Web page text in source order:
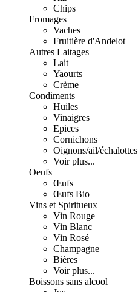
Chips
Fromages
Vaches
Fruitière d'Andelot
Autres Laitages
Lait
Yaourts
Crème
Condiments
Huiles
Vinaigres
Epices
Cornichons
Oignons/ail/échalottes
Voir plus...
Oeufs
Œufs
Œufs Bio
Vins et Spiritueux
Vin Rouge
Vin Blanc
Vin Rosé
Champagne
Bières
Voir plus...
Boissons sans alcool